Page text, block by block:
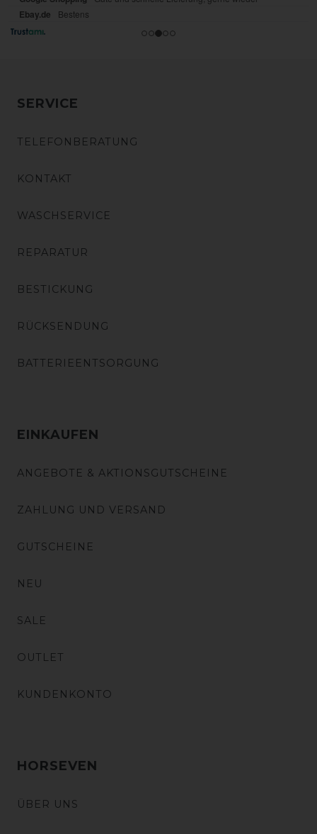
SERVICE
TELEFONBERATUNG
KONTAKT
WASCHSERVICE
REPARATUR
BESTICKUNG
RÜCKSENDUNG
BATTERIEENTSORGUNG
EINKAUFEN
ANGEBOTE & AKTIONSGUTSCHEINE
ZAHLUNG UND VERSAND
GUTSCHEINE
NEU
SALE
OUTLET
KUNDENKONTO
HORSEVEN
ÜBER UNS